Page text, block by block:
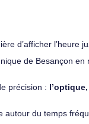
d’afficher l’heure
de Besançon en
précision :
autour du temps